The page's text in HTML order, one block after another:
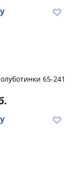
65-241